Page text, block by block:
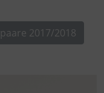
2017/2018